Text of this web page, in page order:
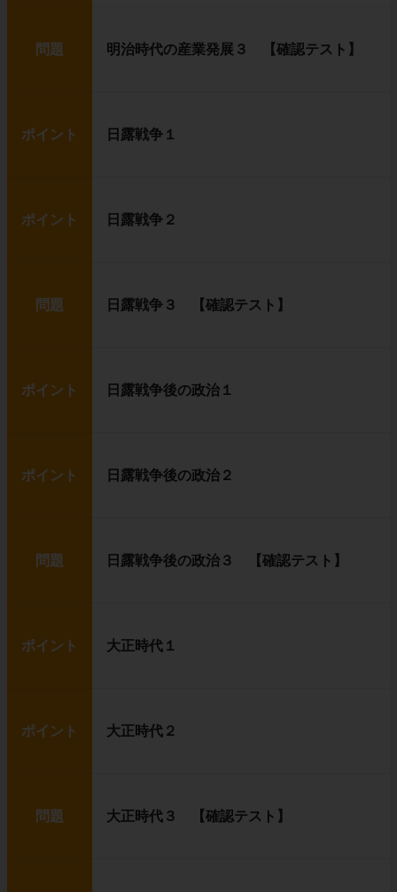
問題 明治時代の産業発展３ 【確認テスト】
ポイント 日露戦争１
ポイント 日露戦争２
問題 日露戦争３ 【確認テスト】
ポイント 日露戦争後の政治１
ポイント 日露戦争後の政治２
問題 日露戦争後の政治３ 【確認テスト】
ポイント 大正時代１
ポイント 大正時代２
問題 大正時代３ 【確認テスト】